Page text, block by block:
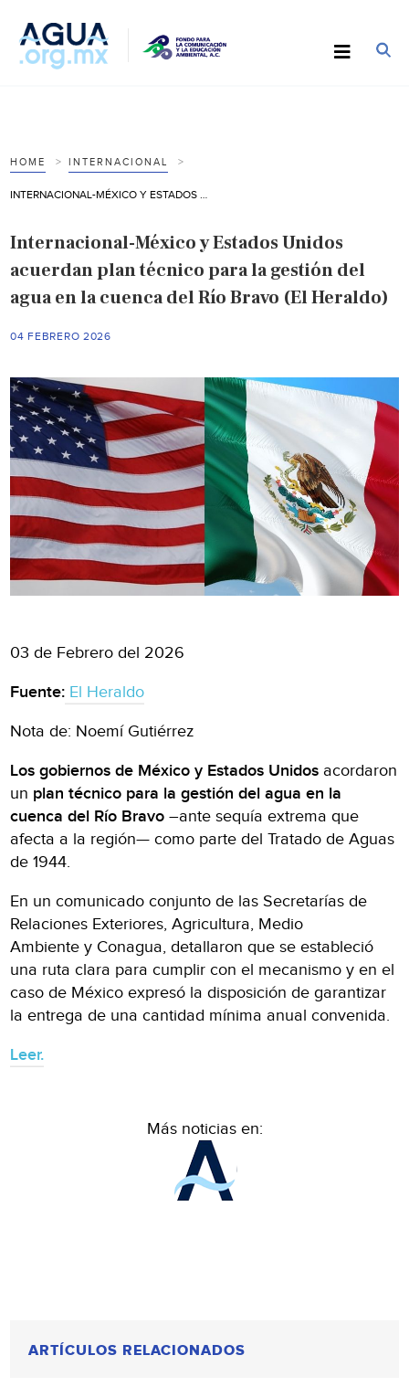
HOME INTERNACIONAL
Internacional-México y Estados Unidos
acuerdan plan técnico para la gestión del
agua en la cuenca del Río Bravo (El Heraldo)
04 FEBRERO 2026
03 de Febrero del 2026
Fuente: El Heraldo
Nota de: Noemí Gutiérrez
Los gobiernos de México y Estados Unidos acordaron
un plan técnico para la gestión del agua en la
cuenca del Río Bravo –ante sequía extrema que
afecta a la región— como parte del Tratado de Aguas
de 1944.
En un comunicado conjunto de las Secretarías de
Relaciones Exteriores, Agricultura, Medio
Ambiente y Conagua, detallaron que se estableció
una ruta clara para cumplir con el mecanismo y en el
caso de México expresó la disposición de garantizar
la entrega de una cantidad mínima anual convenida.
Leer.
Más noticias en:
ARTÍCULOS RELACIONADOS